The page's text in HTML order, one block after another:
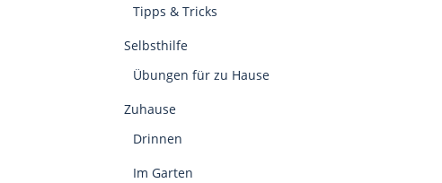
Tipps & Tricks
Selbsthilfe
Übungen für zu Hause
Zuhause
Drinnen
Im Garten